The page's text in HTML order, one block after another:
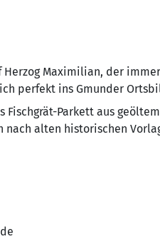
Maximilian, der
perfekt ins Gmunder
Parkett aus
alten historischen